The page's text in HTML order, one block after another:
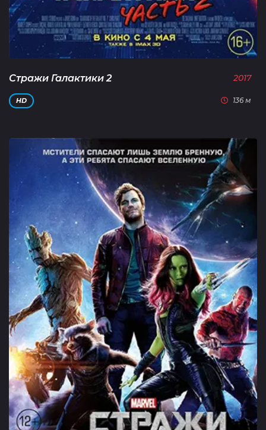
Стражи Галактики 2 2017
HD 136 м